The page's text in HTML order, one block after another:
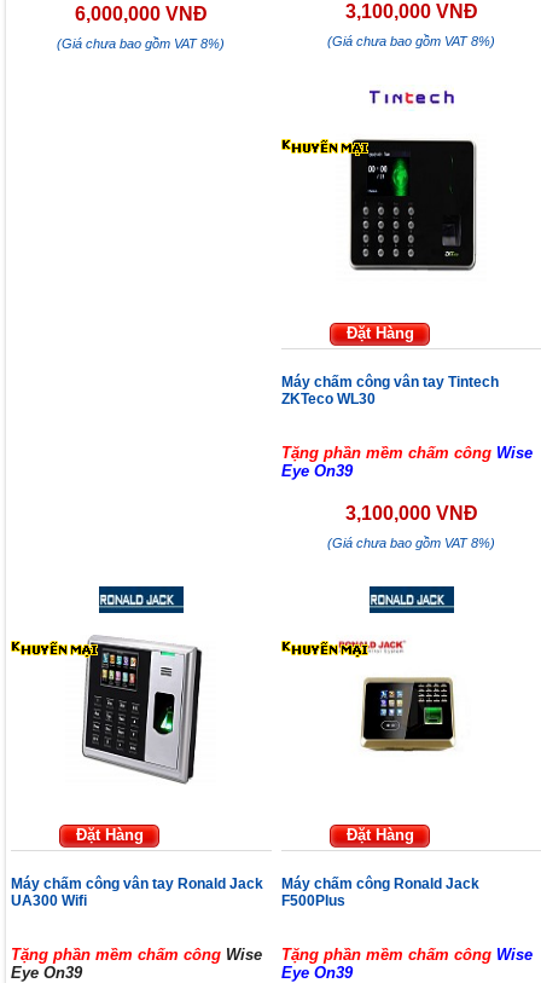
6,000,000 VNĐ
(Giá chưa bao gồm VAT 8%)
3,100,000 VNĐ
(Giá chưa bao gồm VAT 8%)
Đặt Hàng
Máy chấm công vân tay Tintech
ZKTeco WL30
Tặng phần mềm chấm công Wise
Eye On39
3,100,000 VNĐ
(Giá chưa bao gồm VAT 8%)
Đặt Hàng
Máy chấm công vân tay Ronald Jack
UA300 Wifi
Tặng phần mềm chấm công Wise
Eye On39
Đặt Hàng
Máy chấm công Ronald Jack
F500Plus
Tặng phần mềm chấm công Wise
Eye On39